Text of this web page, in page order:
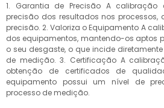
1. Garantia de Precisão A
precisão dos resultados nos processos,
precisão. 2. Valoriza o Equipamento A
dos equipamentos, mantendo-os aptos
o seu desgaste, o que incide
de medição. 3. Certificação A
obtenção de certificados de
equipamento possui um nível de
processo de medição.